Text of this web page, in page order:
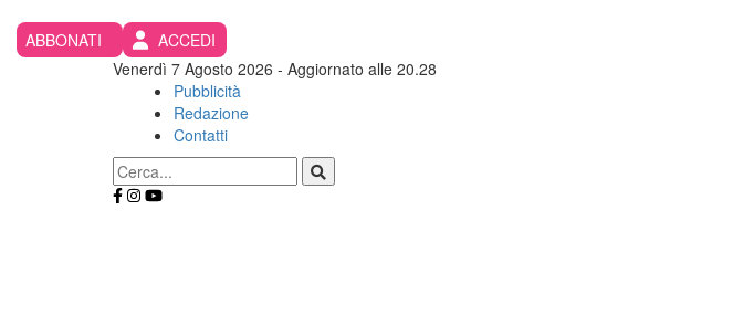
ABBONATI
ACCEDI
Venerdì 7 Agosto 2026 - Aggiornato alle 20.28
Pubblicità
Redazione
Contatti